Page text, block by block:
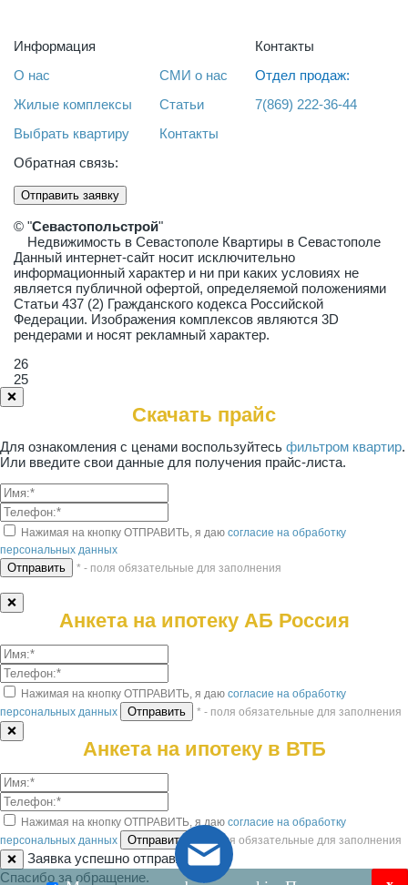
Информация
О нас
Жилые комплексы
Выбрать квартиру
СМИ о нас
Статьи
Контакты
Контакты
Отдел продаж:
7(869) 222-36-44
Обратная связь:
Отправить заявку
© "Севастопольстрой"
Недвижимость в Севастополе Квартиры в Севастополе
Данный интернет-сайт носит исключительно
информационный характер и ни при каких условиях не
является публичной офертой, определяемой положениями
Статьи 437 (2) Гражданского кодекса Российской
Федерации. Изображения комплексов являются 3D
рендерами и носят рекламный характер.
26
25
❌
Скачать прайс
Для ознакомления с ценами воспользуйтесь фильтром квартир.
Или введите свои данные для получения прайс-листа.
Нажимая на кнопку ОТПРАВИТЬ, я даю согласие на обработку
персональных данных
* - поля обязательные для заполнения
❌
Анкета на ипотеку АБ Россия
Нажимая на кнопку ОТПРАВИТЬ, я даю согласие на обработку
персональных данных
* - поля обязательные для заполнения
❌
Анкета на ипотеку в ВТБ
Нажимая на кнопку ОТПРАВИТЬ, я даю согласие на обработку
персональных данных
* - поля обязательные для заполнения
❌
Заявка успешно отправлена!
Спасибо за обращение.